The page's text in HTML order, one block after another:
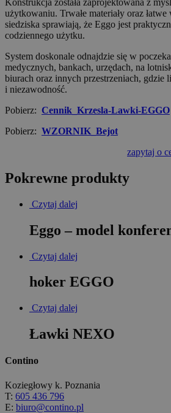
użytkowaniu. Trwałe materiały oraz
siedziska sprawiają, że Eggo jest
codziennego użytku.
System doskonale odnajdzie się w
medycznych, bankach, urzędach, na
biurach oraz innych przestrzeniach, gdzie
i niezawodność.
Pobierz: Cennik_Krzesla-Lawki-EGGO
Pobierz: WZORNIK_Bejot
zapytaj o
Pokrewne produkty
Czytaj dalej
Eggo – model
Czytaj dalej
hoker EGGO
Czytaj dalej
Ławki NEXO
Contino
Koziegłowy k. Poznania
T: 605 436 796
E: biuro@contino.pl